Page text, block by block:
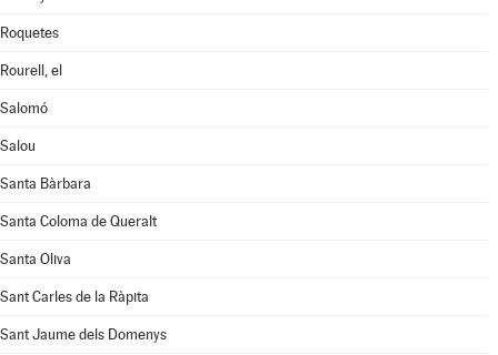
Roquetes
Rourell, el
Salomó
Salou
Santa Bàrbara
Santa Coloma de Queralt
Santa Oliva
Sant Carles de la Ràpita
Sant Jaume dels Domenys